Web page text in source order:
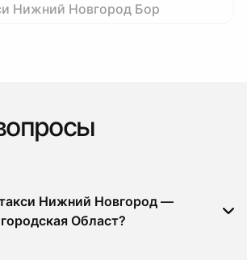
Нижний Новгород Бор
Нижний Новгород —
Област?